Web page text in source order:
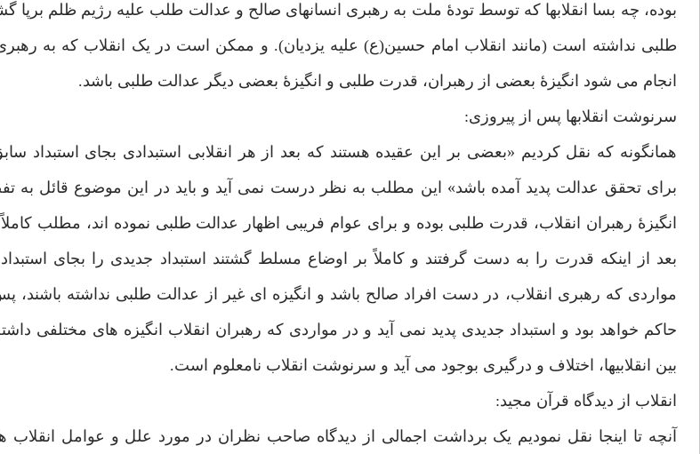
بوده، چه بسا انقلابها که توسط تودۀ ملت به رهبری انسانهای صالح و عدالت طلب علیه رژیم ظلم
طلبی نداشته است (مانند انقلاب امام حسین(ع) علیه یزدیان). و ممکن است در یک انقلاب که به
انجام می شود انگیزۀ بعضی از رهبران، قدرت طلبی و انگیزۀ بعضی دیگر عدالت طلبی باشد.
سرنوشت انقلابها پس از پیروزی:
همانگونه که نقل کردیم «بعضی بر این عقیده هستند که بعد از هر انقلابی استبدادی بجای استبداد
برای تحقق عدالت پدید آمده باشد» این مطلب به نظر درست نمی آید و باید در این موضوع قائل به
انگیزۀ رهبران انقلاب، قدرت طلبی بوده و برای عوام فریبی اظهار عدالت طلبی نموده اند، مطلب
بعد از اینکه قدرت را به دست گرفتند و کاملاً بر اوضاع مسلط گشتند استبداد جدیدی را بجای
مواردی که رهبری انقلاب، در دست افراد صالح باشد و انگیزه ای غیر از عدالت طلبی نداشته باشند،
حاکم خواهد بود و استبداد جدیدی پدید نمی آید و در مواردی که رهبران انقلاب انگیزه های مختلفی
بین انقلابیها، اختلاف و درگیری بوجود می آید و سرنوشت انقلاب نامعلوم است.
انقلاب از دیدگاه قرآن مجید:
آنچه تا اینجا نقل نمودیم یک برداشت اجمالی از دیدگاه صاحب نظران در مورد علل و عوامل انقلاب ها